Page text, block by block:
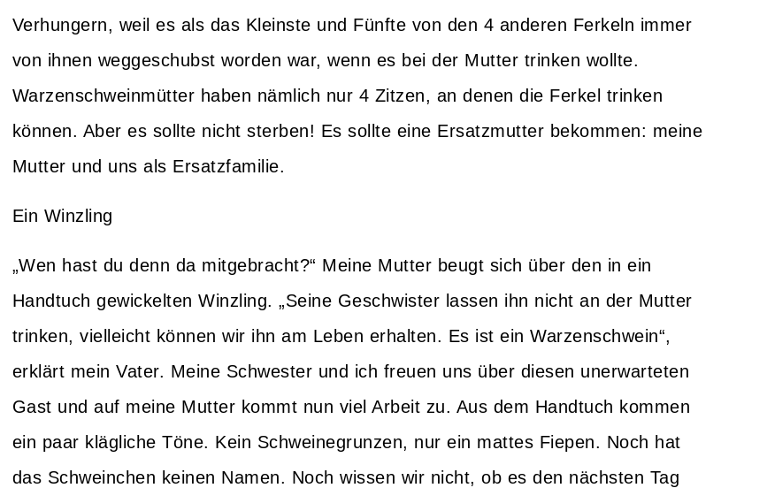
Verhungern, weil es als das Kleinste und Fünfte von den 4 anderen Ferkeln immer
von ihnen weggeschubst worden war, wenn es bei der Mutter trinken wollte.
Warzenschweinmütter haben nämlich nur 4 Zitzen, an denen die Ferkel trinken
können. Aber es sollte nicht sterben! Es sollte eine Ersatzmutter bekommen: meine
Mutter und uns als Ersatzfamilie.
Ein Winzling
„Wen hast du denn da mitgebracht?“ Meine Mutter beugt sich über den in ein
Handtuch gewickelten Winzling. „Seine Geschwister lassen ihn nicht an der Mutter
trinken, vielleicht können wir ihn am Leben erhalten. Es ist ein Warzenschwein“,
erklärt mein Vater. Meine Schwester und ich freuen uns über diesen unerwarteten
Gast und auf meine Mutter kommt nun viel Arbeit zu. Aus dem Handtuch kommen
ein paar klägliche Töne. Kein Schweinegrunzen, nur ein mattes Fiepen. Noch hat
das Schweinchen keinen Namen. Noch wissen wir nicht, ob es den nächsten Tag